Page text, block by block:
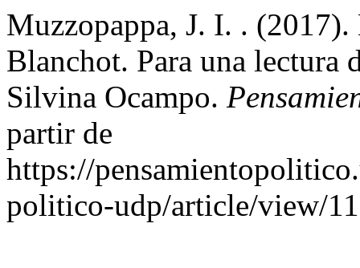
Muzzopappa, J. I. .
Blanchot. Para una lectura
Silvina Ocampo.
partir de
https://
politico-udp/article/view/